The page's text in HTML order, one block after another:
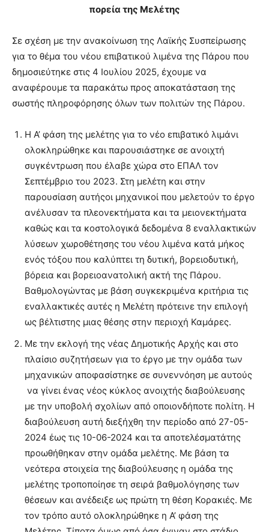
πορεία της Μελέτης
Σε σχέση με την ανακοίνωση της Λαϊκής Συσπείρωσης
για το θέμα του νέου επιβατικού λιμένα της Πάρου που
δημοσιεύτηκε στις 4 Ιουλίου 2025, έχουμε να
αναφέρουμε τα παρακάτω προς αποκατάσταση της
σωστής πληροφόρησης όλων των πολιτών της Πάρου.
Η Α’ φάση της μελέτης για το νέο επιβατικό λιμάνι
ολοκληρώθηκε και παρουσιάστηκε σε ανοιχτή
συγκέντρωση που έλαβε χώρα στο ΕΠΑΛ τον
Σεπτέμβριο του 2023. Στη μελέτη και στην
παρουσίαση αυτήςοι μηχανικοί που μελετούν το έργο
ανέλυσαν τα πλεονεκτήματα και τα μειονεκτήματα
καθώς και τα κοστολογικά δεδομένα 8 εναλλακτικών
λύσεων χωροθέτησης του νέου λιμένα κατά μήκος
ενός τόξου που καλύπτει τη δυτική, βορειοδυτική,
βόρεια και βορειοανατολική ακτή της Πάρου.
Βαθμολογώντας με βάση συγκεκριμένα κριτήρια τις
εναλλακτικές αυτές η Μελέτη πρότεινε την επιλογή
ως βέλτιστης μιας θέσης στην περιοχή Καμάρες.
Με την εκλογή της νέας Δημοτικής Αρχής και στο
πλαίσιο συζητήσεων για το έργο με την ομάδα των
μηχανικών αποφασίστηκε σε συνεννόηση με αυτούς
να γίνει ένας νέος κύκλος ανοιχτής διαβούλευσης
με την υποβολή σχολίων από οποιονδήποτε πολίτη. Η
διαβούλευση αυτή διεξήχθη την περίοδο από 27-05-
2024 έως τις 10-06-2024 και τα αποτελέσματάτης
προωθήθηκαν στην ομάδα μελέτης. Με βάση τα
νεότερα στοιχεία της διαβούλευσης η ομάδα της
μελέτης τροποποίησε τη σειρά βαθμολόγησης των
θέσεων και ανέδειξε ως πρώτη τη θέση Κορακιές. Με
τον τρόπο αυτό ολοκληρώθηκε η Α’ φάση της